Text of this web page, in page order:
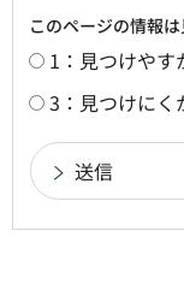
このページの情報
1：見つけやす
3：見つけにく